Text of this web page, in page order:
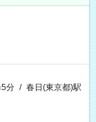
5分 / 春日(東京都)駅